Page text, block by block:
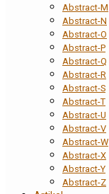
Abstract-M
Abstract-N
Abstract-O
Abstract-P
Abstract-Q
Abstract-R
Abstract-S
Abstract-T
Abstract-U
Abstract-V
Abstract-W
Abstract-X
Abstract-Y
Abstract-Z